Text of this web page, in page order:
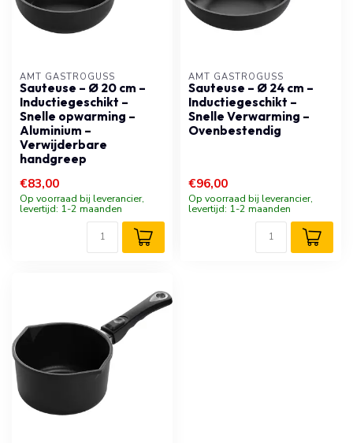
AMT GASTROGUSS
Sauteuse – Ø 20 cm –
Inductiegeschikt –
Snelle opwarming –
Aluminium –
Verwijderbare
handgreep
€83,00
Op voorraad bij leverancier,
levertijd: 1-2 maanden
AMT GASTROGUSS
Sauteuse – Ø 24 cm –
Inductiegeschikt –
Snelle Verwarming –
Ovenbestendig
€96,00
Op voorraad bij leverancier,
levertijd: 1-2 maanden